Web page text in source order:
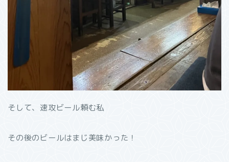
そして、速攻ビール頼む私
その後のビールはまじ美味かった！